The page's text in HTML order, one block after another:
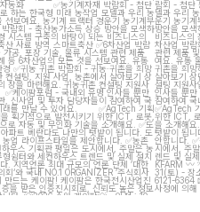
15 5